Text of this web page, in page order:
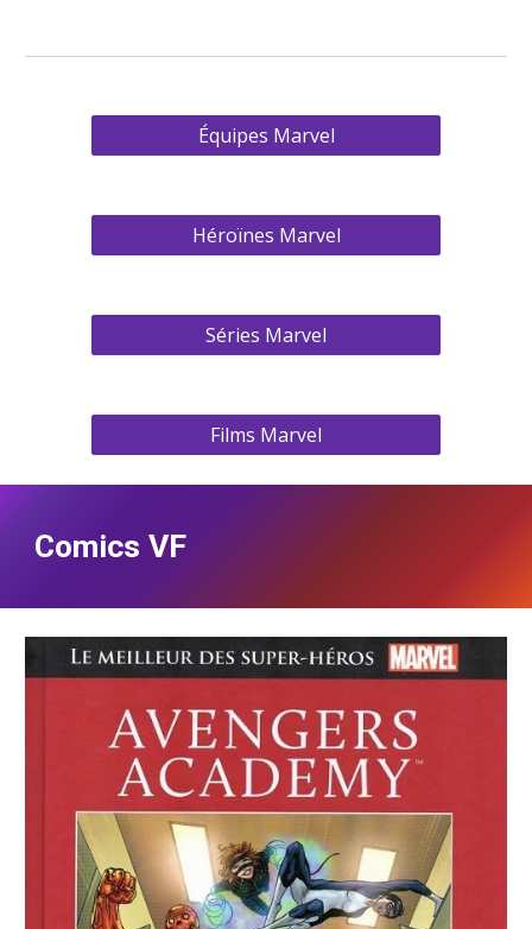
Équipes Marvel
Héroïnes Marvel
Séries Marvel
Films Marvel
Comics VF